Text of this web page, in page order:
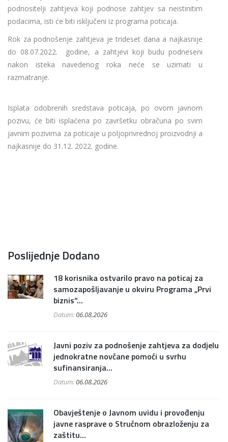
podnositelji zahtjeva koji podnose zahtjev sa neistinitim
podacima, isti će biti isključeni iz programa poticaja.
Rok za podnošenje zahtjeva je trideset dana a najkasnije
do 08.07.2022. godine, a zahtjevi koji budu podneseni
nakon isteka navedenog roka neće se uzimati u
razmatranje.
Isplata odobrenih sredstava poticaja, po ovom javnom
pozivu, će biti isplaćena po završetku obračuna po svim
javnim pozivima za poticaje u poljoprivrednoj proizvodnji a
najkasnije do 31.12. 2022. godine.
Poslijednje Dodano
18 korisnika ostvarilo pravo na poticaj za
samozapošljavanje u okviru Programa „Prvi
biznis“...
Datum:06.08.2026
Javni poziv za podnošenje zahtjeva za dodjelu
jednokratne novčane pomoći u svrhu
sufinansiranja...
Datum:06.08.2026
Obavještenje o Javnom uvidu i provođenju
javne rasprave o Stručnom obrazloženju za
zaštitu...